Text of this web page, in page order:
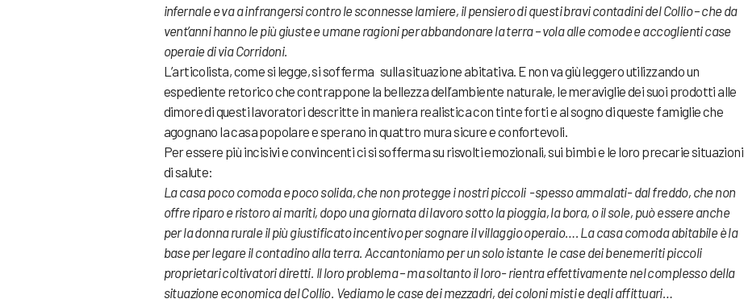
infernale e va a infrangersi contro le sconnesse lamiere, il pensiero di questi bravi contadini del Collio – che da
vent’anni hanno le più giuste e umane ragioni per abbandonare la terra – vola alle comode e accoglienti case
operaie di via Corridoni.
L’articolista, come si legge, si sofferma sulla situazione abitativa. E non va giù leggero utilizzando un
espediente retorico che contrappone la bellezza dell’ambiente naturale, le meraviglie dei suoi prodotti alle
dimore di questi lavoratori descritte in maniera realistica con tinte forti e al sogno di queste famiglie che
agognano la casa popolare e sperano in quattro mura sicure e confortevoli.
Per essere più incisivi e convincenti ci si sofferma su risvolti emozionali, sui bimbi e le loro precarie situazioni
di salute:
La casa poco comoda e poco solida, che non protegge i nostri piccoli -spesso ammalati- dal freddo, che non
offre riparo e ristoro ai mariti, dopo una giornata di lavoro sotto la pioggia, la bora, o il sole, può essere anche
per la donna rurale il più giustificato incentivo per sognare il villaggio operaio…. La casa comoda abitabile è la
base per legare il contadino alla terra. Accantoniamo per un solo istante le case dei benemeriti piccoli
proprietari coltivatori diretti. Il loro problema – ma soltanto il loro- rientra effettivamente nel complesso della
situazione economica del Collio. Vediamo le case dei mezzadri, dei coloni misti e degli affittuari…